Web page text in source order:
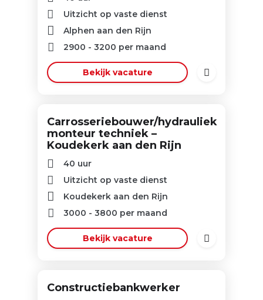
Uitzicht op vaste dienst
Alphen aan den Rijn
2900 - 3200 per maand
Bekijk vacature
Carrosseriebouwer/hydrauliek
monteur techniek –
Koudekerk aan den Rijn
40 uur
Uitzicht op vaste dienst
Koudekerk aan den Rijn
3000 - 3800 per maand
Bekijk vacature
Constructiebankwerker